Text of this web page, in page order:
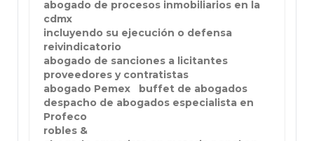
abogado de procesos inmobiliarios en la
cdmx
incluyendo su ejecución o defensa
reivindicatorio
abogado de sanciones a licitantes
proveedores y contratistas
abogado Pemex
buffet de abogados
despacho de abogados especialista en
Profeco
robles &